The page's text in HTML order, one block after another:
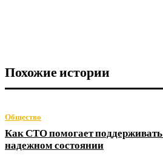
Похожие истории
Общество
Как СТО помогает
надежном состоянии